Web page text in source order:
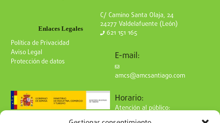
Enlaces Legales
Política de Privacidad
Aviso Legal
Protección de datos
C/ Camino Santa Olaja, 24
24277 Valdelafuente (León)
621 151 165
E-mail:
amcs@amcsantiago.com
Horario:
Atención al público: